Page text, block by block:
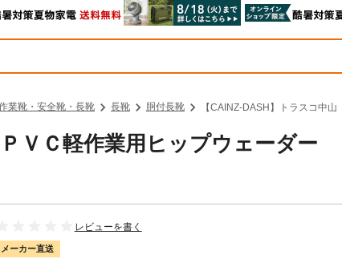
業靴・安全靴・長靴 長靴 胴付長靴 【CAINZ-DASH】トラスコ中
ＶＣ軽作業用ヒップウェーダー
レビューを書く
メーカー直送